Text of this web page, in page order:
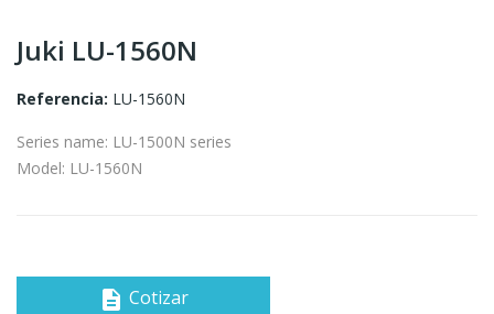
Juki LU-1560N
Referencia: LU-1560N
Series name: LU-1500N series
Model: LU-1560N
description Cotizar